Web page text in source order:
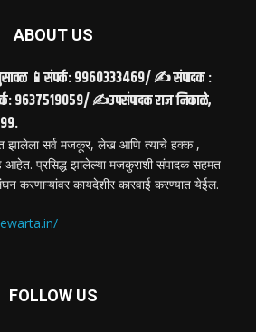
ABOUT US
📱संपर्क: 9960333469/ ✍️ संपादक :
9637519059/ ✍️उपसंपादक राज निकाळे,
झालेला सर्व मजकूर, लेख आणि त्याचे हक्क ,
प्रसिद्ध झालेल्या मजकुराशी संपादक सहमत
करणाऱ्यांवर कायदेशीर कारवाई करण्यात येईल.
FOLLOW US